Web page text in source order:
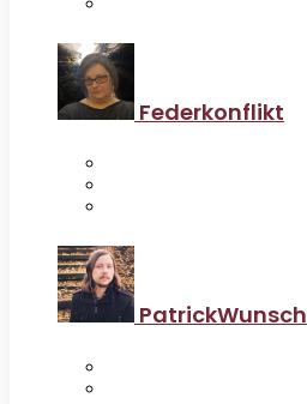
Federkonflikt
PatrickWunsch